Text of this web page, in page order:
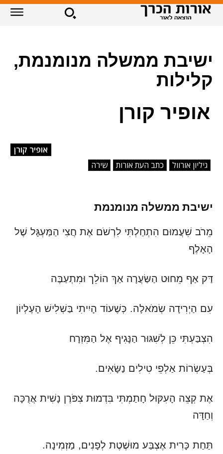
ישיבת ממשלה מנומנמת,
קלילות
אופיר קורן
אופיר קורן
גיליון אורוול
כתב העת אורות שירה
ישיבת ממשלה מנומנמת
מֵרֹב שִׁעֲמוּם הִתְחַלְתִּי לִרְשֹׁם אֶת חֲצִי הַמַּעְגָּל שֶׁל
הָאָלֶף
דַּק אַף מֵחוּט הַשַּׂעֲרָה אַךְ הוֹלֵך וּמִתְעַבֶּה
עִם הַיְרִידָה שְׂמֹאלָה. כְּשֶׁעוֹד הָיִיתִי בַּשְׁלִישׁ הָעֶלְיוֹן
הִצְבַּעְתִּי כֵּן לְשִׁגּוּר הַנָּגִיף אֶל הַמִּזְרָח
בְּעַשְׂרוֹת אַלְפֵי טִילִים נַשָּׂאִים.
אֶת קְצֵה הָעִקּוּל חָתַמְתִּי בִּדְמוּת צִפֹּרֶן נָשִׁית אֲרֻכָּה
וְחַדָּה
תַּחַת כָּרִית אֶצְבַּע מוּשֶׁטֶת לְפָנִים, מַזְמִינָה.